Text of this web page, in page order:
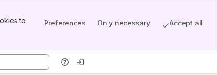
to
Preferences Only necessary Accept all